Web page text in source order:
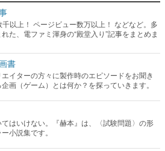
以上！ ページビュー数万以上！ などなど。多
た、電ファミ渾身の“殿堂入り”記事をまとめま
書
イターの方々に製作時のエピソードをお聞き
画（ゲーム）とは何か？を探っていきます。
てはいけない。『赫本』は、〈試験問題〉の形
小説集です。